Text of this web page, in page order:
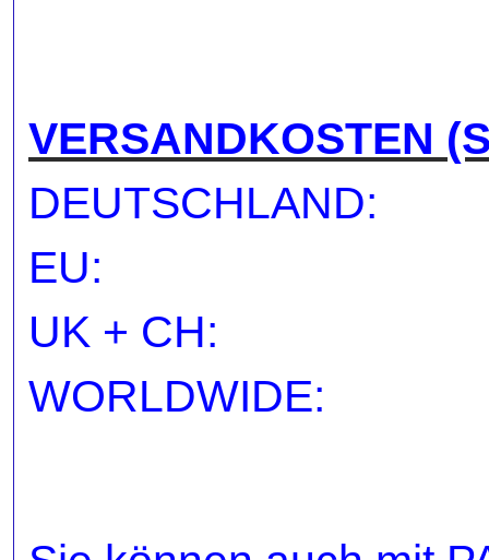
VERSANDKOSTEN
EU:
UK +